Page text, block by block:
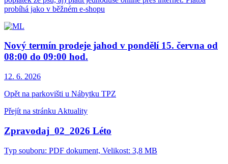
probíhá jako v běžném e-shopu
Nový termín prodeje jahod v pondělí 15. června od
08:00 do 09:00 hod.
12. 6. 2026
Opět na parkovišti u Nábytku TPZ
Přejít na stránku Aktuality
Zpravodaj_02_2026 Léto
Typ souboru: PDF dokument, Velikost: 3,8 MB